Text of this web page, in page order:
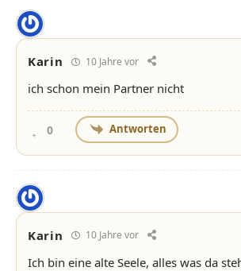
Karin 10 Jahre vor
ich schon mein Partner nicht
0 Antworten
Karin 10 Jahre vor
Ich bin eine alte Seele, alles was da